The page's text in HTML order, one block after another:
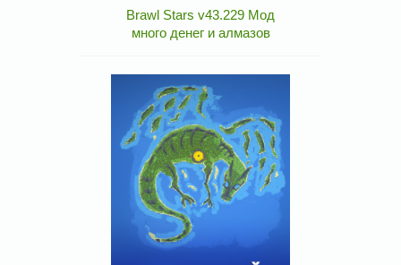
Brawl Stars v43.229 Мод
много денег и алмазов